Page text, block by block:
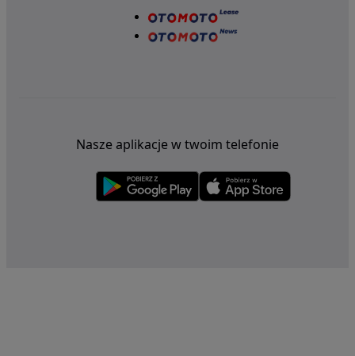
Nasze aplikacje w twoim telefonie